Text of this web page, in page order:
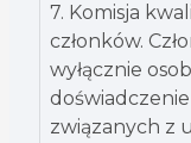
7. Komisja
członków.
wyłącznie
związanych z